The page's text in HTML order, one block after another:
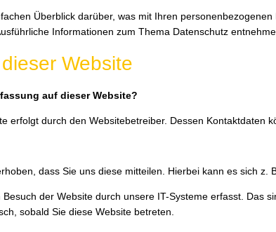
Überblick darüber, was mit Ihren
Informationen zum Thema Datenschutz
Website
auf dieser Website?
erfolgt durch den Websitebetreiber. Dessen Kontaktdaten
dass Sie uns diese mitteilen. Hierbei kann es sich z.
der Website durch unsere IT-Systeme erfasst.
sobald Sie diese Website betreten.